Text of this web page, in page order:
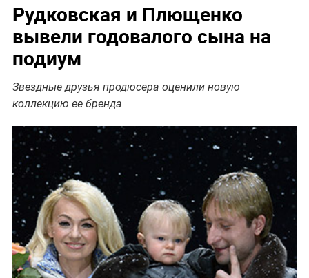
Рудковская и Плющенко
вывели годовалого сына на
подиум
Звездные друзья продюсера оценили новую
коллекцию ее бренда